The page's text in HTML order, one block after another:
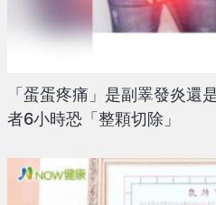
「蛋蛋疼痛」是副睪發炎還
者6小時恐「整顆切除」